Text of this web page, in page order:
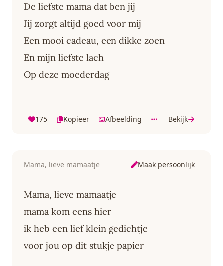
De liefste mama dat ben jij
Jij zorgt altijd goed voor mij
Een mooi cadeau, een dikke zoen
En mijn liefste lach
Op deze moederdag
175 Kopieer Afbeelding Bekijk
Mama, lieve mamaatje Maak persoonlijk
Mama, lieve mamaatje
mama kom eens hier
ik heb een lief klein gedichtje
voor jou op dit stukje papier